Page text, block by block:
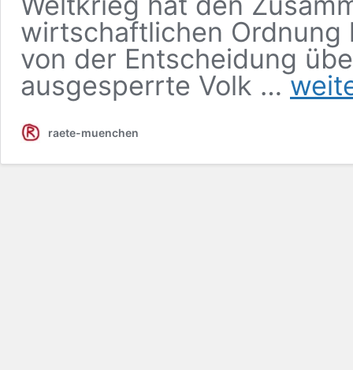
wirtschaftlichen
von der Entscheidung
ausgesperrte Volk …
raete-muenchen